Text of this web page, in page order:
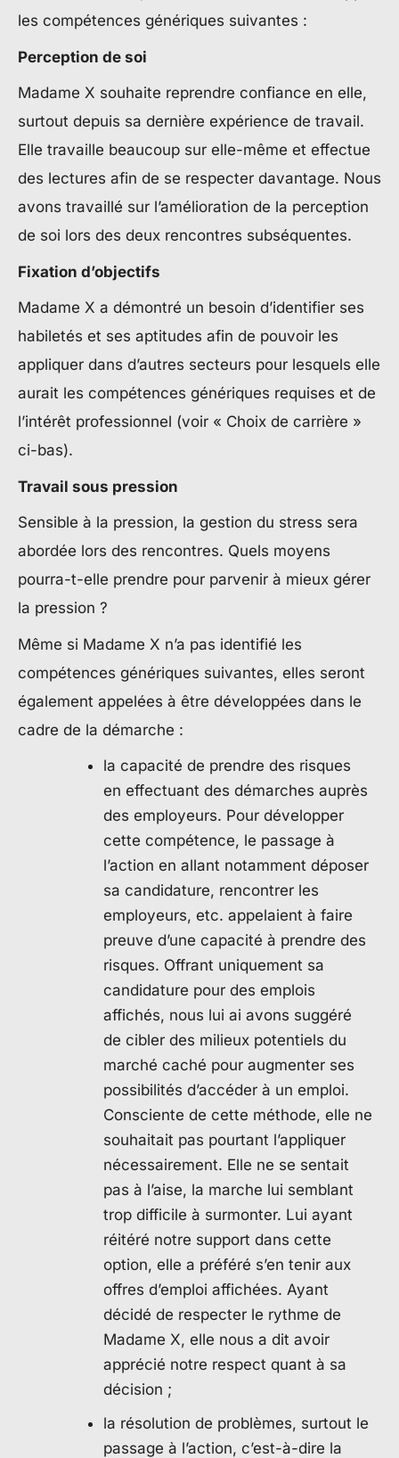
les compétences génériques suivantes :
Perception de soi
Madame X souhaite reprendre confiance en elle,
surtout depuis sa dernière expérience de travail.
Elle travaille beaucoup sur elle-même et effectue
des lectures afin de se respecter davantage. Nous
avons travaillé sur l’amélioration de la perception
de soi lors des deux rencontres subséquentes.
Fixation d’objectifs
Madame X a démontré un besoin d’identifier ses
habiletés et ses aptitudes afin de pouvoir les
appliquer dans d’autres secteurs pour lesquels elle
aurait les compétences génériques requises et de
l’intérêt professionnel (voir « Choix de carrière »
ci-bas).
Travail sous pression
Sensible à la pression, la gestion du stress sera
abordée lors des rencontres. Quels moyens
pourra-t-elle prendre pour parvenir à mieux gérer
la pression ?
Même si Madame X n’a pas identifié les
compétences génériques suivantes, elles seront
également appelées à être développées dans le
cadre de la démarche :
la capacité de prendre des risques
en effectuant des démarches auprès
des employeurs. Pour développer
cette compétence, le passage à
l’action en allant notamment déposer
sa candidature, rencontrer les
employeurs, etc. appelaient à faire
preuve d’une capacité à prendre des
risques. Offrant uniquement sa
candidature pour des emplois
affichés, nous lui ai avons suggéré
de cibler des milieux potentiels du
marché caché pour augmenter ses
possibilités d’accéder à un emploi.
Consciente de cette méthode, elle ne
souhaitait pas pourtant l’appliquer
nécessairement. Elle ne se sentait
pas à l’aise, la marche lui semblant
trop difficile à surmonter. Lui ayant
réitéré notre support dans cette
option, elle a préféré s’en tenir aux
offres d’emploi affichées. Ayant
décidé de respecter le rythme de
Madame X, elle nous a dit avoir
apprécié notre respect quant à sa
décision ;
la résolution de problèmes, surtout le
passage à l’action, c’est-à-dire la